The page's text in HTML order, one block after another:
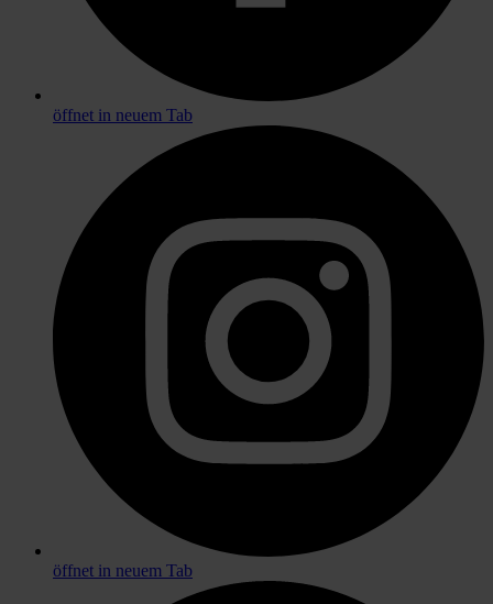
öffnet in neuem Tab
öffnet in neuem Tab